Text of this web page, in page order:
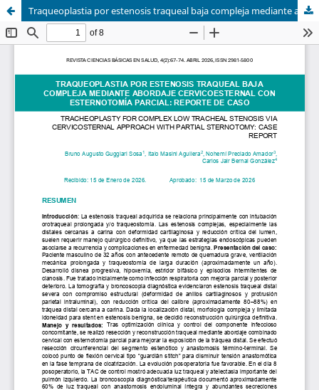
Traqueoplastia por estenosis traqueal baja compleja mediante abordaje cervicoesternal con esternotomía parcial: reporte de caso